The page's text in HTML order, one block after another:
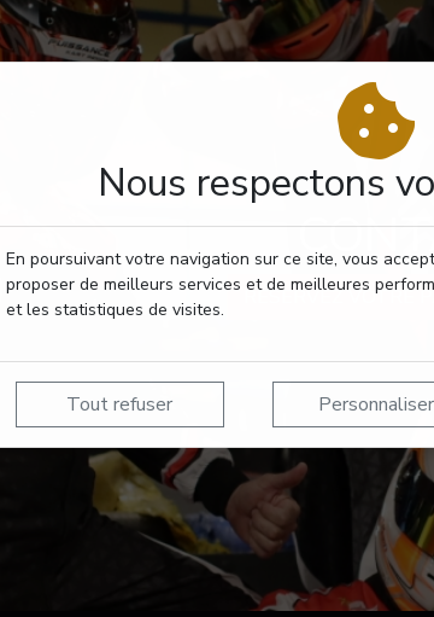
Nous respectons
En poursuivant votre navigation sur ce site, vous
proposer de meilleurs services et de meilleures
et les statistiques de visites.
Tout refuser Personnaliser
RÉSERVEZ VOTRE